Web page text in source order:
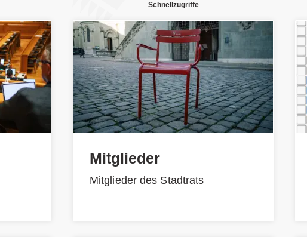
Schnellzugriffe
Mitglieder
Mitglieder des Stadtrats